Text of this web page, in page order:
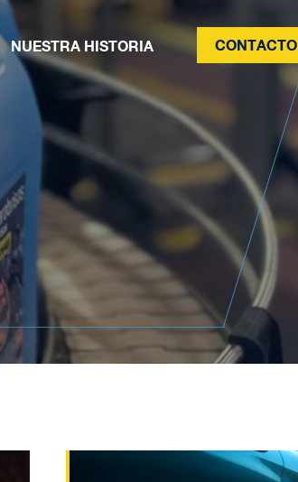
NUESTRA HISTORIA CONTACTO